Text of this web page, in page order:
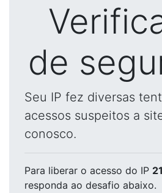
de
Seu IP fez diversas
acessos suspeitos a
conosco.
Para liberar o acesso do IP
responda ao desafio abaixo.